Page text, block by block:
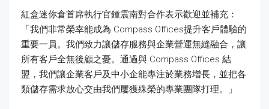
紅盒迷你倉首席執行官鍾震南對合作表示歡迎並補充：
「我們非常榮幸能成為 Compass Offices提升客戶體驗的
重要一員。我們致力讓儲存服務與企業營運無縫融合，讓
所有客戶全無後顧之憂。通過與 Compass Offices 結
盟，我們讓企業客戶及中小企能專注於業務增長，並把各
類儲存需求放心交由我們屢獲殊榮的專業團隊打理。」